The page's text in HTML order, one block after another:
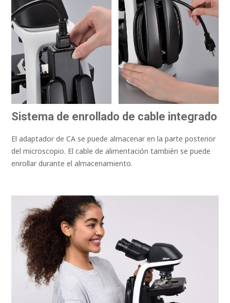
Sistema de enrollado de cable integrado
El adaptador de CA se puede almacenar en la parte posterior
del microscopio. El cable de alimentación también se puede
enrollar durante el almacenamiento.